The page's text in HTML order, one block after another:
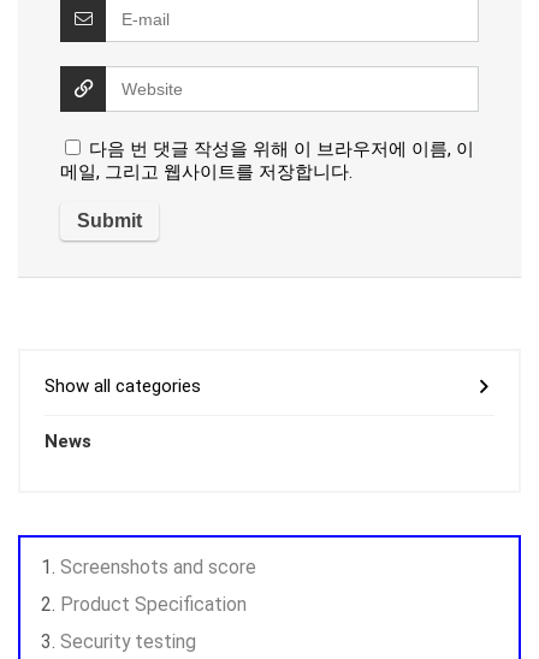
다음 번 댓글 작성을 위해 이 브라우저에 이름, 이
메일, 그리고 웹사이트를 저장합니다.
Show all categories
News
Screenshots and score
Product Specification
Security testing